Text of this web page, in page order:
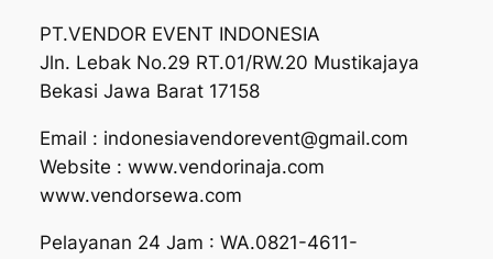
PT.VENDOR EVENT INDONESIA
Jln. Lebak No.29 RT.01/RW.20 Mustikajaya
Bekasi Jawa Barat 17158
Email : indonesiavendorevent@gmail.com
Website : www.vendorinaja.com
www.vendorsewa.com
Pelayanan 24 Jam : WA.0821-4611-